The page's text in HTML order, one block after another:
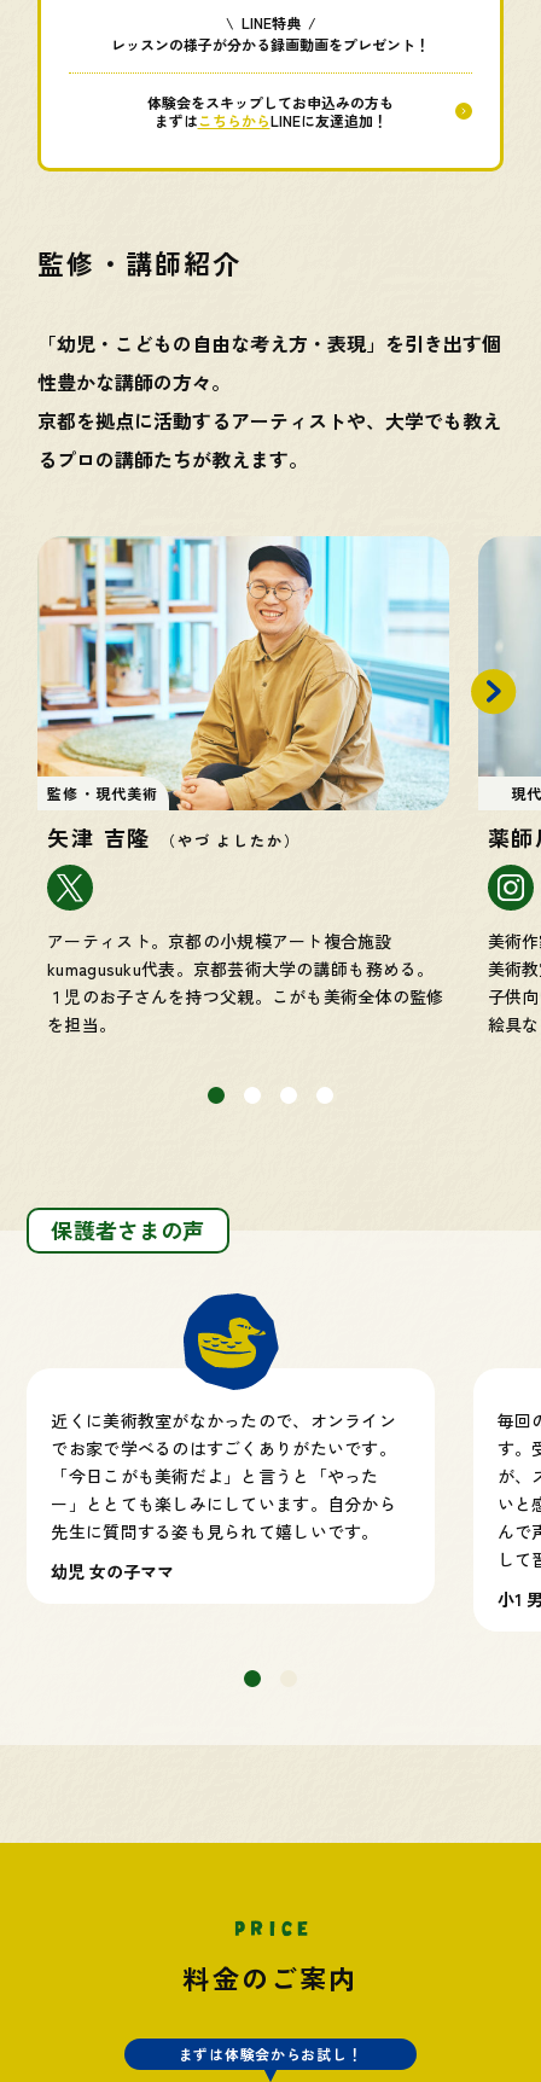
\ LINE特典 /
レッスンの様子が分かる録画動画をプレゼント！
体験会をスキップしてお申込みの方も
まずはこちらからLINEに友達追加！
監修・講師紹介
「幼児・こどもの自由な考え方・表現」を引き出す個
性豊かな講師の方々。
京都を拠点に活動するアーティストや、大学でも教え
るプロの講師たちが教えます。
監修・現代美術
矢津 吉隆 （やづ よしたか）
アーティスト。京都の小規模アート複合施設
kumagusuku代表。京都芸術大学の講師も務める。
１児のお子さんを持つ父親。こがも美術全体の監修
を担当。
現
薬
美術
美術
子供
絵具
保護者さまの声
近くに美術教室がなかったので、オンライン
でお家で学べるのはすごくありがたいです。
「今日こがも美術だよ」と言うと「やった
ー」ととても楽しみにしています。自分から
先生に質問する姿も見られて嬉しいです。
幼児 女の子ママ
毎回
す。
が、
いと
んで
して
小1
料金のご案内
まずは体験会からお試し！